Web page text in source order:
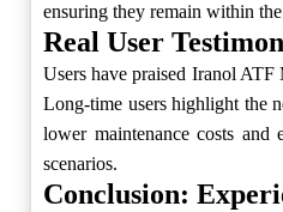
ensuring they remain within
Real User
Users have praised Iranol
Long-time users highlight the
lower maintenance costs and
scenarios.
Conclusion: